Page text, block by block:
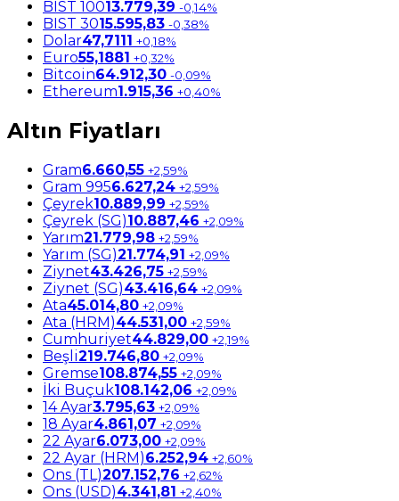
BIST 10013.779,39 -0,14%
BIST 3015.595,83 -0,38%
Dolar47,7111 +0,18%
Euro55,1881 +0,32%
Bitcoin64.912,30 -0,09%
Ethereum1.915,36 +0,40%
Altın Fiyatları
Gram6.660,55 +2,59%
Gram 9956.627,24 +2,59%
Çeyrek10.889,99 +2,59%
Çeyrek (SG)10.887,46 +2,09%
Yarım21.779,98 +2,59%
Yarım (SG)21.774,91 +2,09%
Ziynet43.426,75 +2,59%
Ziynet (SG)43.416,64 +2,09%
Ata45.014,80 +2,09%
Ata (HRM)44.531,00 +2,59%
Cumhuriyet44.829,00 +2,19%
Beşli219.746,80 +2,09%
Gremse108.874,55 +2,09%
İki Buçuk108.142,06 +2,09%
14 Ayar3.795,63 +2,09%
18 Ayar4.861,07 +2,09%
22 Ayar6.073,00 +2,09%
22 Ayar (HRM)6.252,94 +2,60%
Ons (TL)207.152,76 +2,62%
Ons (USD)4.341,81 +2,40%